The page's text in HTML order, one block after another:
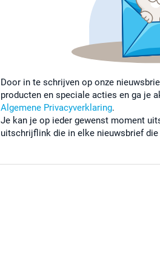
Door in te schrijven op onze
producten en speciale acties en ga je
Algemene Privacyverklaring.
Je kan je op ieder gewenst moment
uitschrijflink die in elke nieuwsbrief